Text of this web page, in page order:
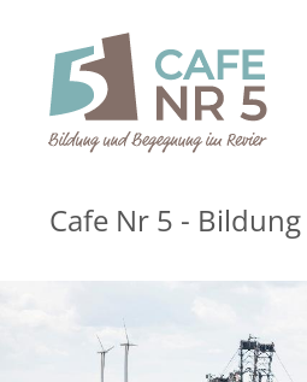
Cafe Nr 5 -